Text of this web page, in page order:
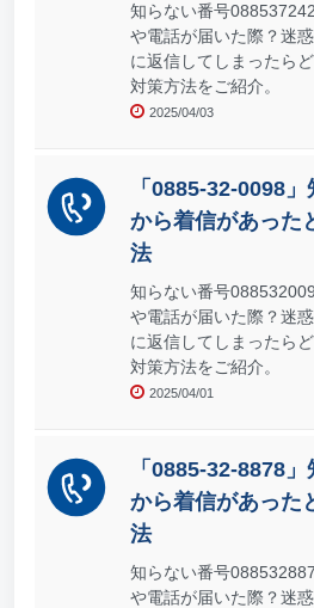
知らない番号
や電話が届いた際？迷
に返信してしまったら
対策方法をご紹介。
2025/04/03
「0885-32-0098
から着信があった
法
知らない番号
や電話が届いた際？迷
に返信してしまったら
対策方法をご紹介。
2025/04/01
「0885-32-8878
から着信があった
法
知らない番号
や電話が届いた際？迷